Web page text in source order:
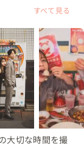
すべて見る
大切な時間を撮